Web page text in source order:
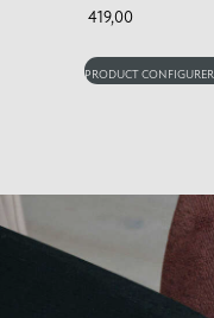
419,00
PRODUCT
wij je